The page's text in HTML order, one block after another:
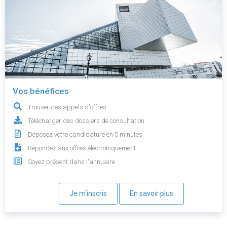
Vos bénéfices
Trouver des appels d'offres
Télécharger des dossiers de consultation
Déposez votre candidature en 5 minutes
Répondez aux offres électroniquement
Soyez présent dans l'annuaire
Je m'inscris En savoir plus